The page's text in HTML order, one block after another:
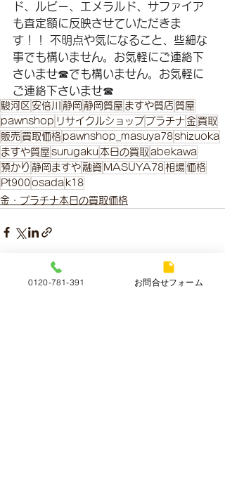
ド、ルビー、エメラルド、サファイア
も査定額に反映させていただきま
す！！ 不明点や気になること、些細な
事でも構いません。お気軽にご連絡下
さいませ☎でも構いません。お気軽に
ご連絡下さいませ☎
駿河区 安倍川 静岡 静岡質屋 ますや質店 質屋
pawnshop リサイクルショップ プラチナ 金 買取
販売 買取価格 pawnshop_masuya78shizuoka
ますや質屋 surugaku 本日の買取 abekawa
預かり 静岡ますや 融資 MASUYA78相場 価格
Pt900osada k18
金・プラチナ本日の買取価格
最新記事 すべて表示
0120-781-391 お問合せフォーム